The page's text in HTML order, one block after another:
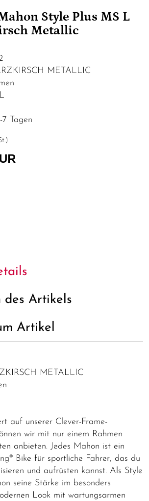
Style Plus MS L
Metallic
METALLIC
Tagen
des Artikels
Artikel
METALLIC
auf unserer Clever-Frame-
wir mit nur einem Rahmen
anbieten. Jedes Mahon ist ein
Bike für sportliche Fahrer, das du
und aufrüsten kannst. Als Style
seine Stärke im besonders
Look mit wartungsarmen